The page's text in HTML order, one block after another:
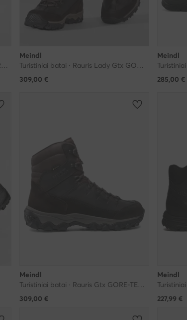
Turistiniai batai · Gastein Gtx (R) GORE-TEX 7748 680241-1 · Juoda
Meindl
Turistiniai batai · Rauris Lady Gtx GORE-TEX 7893 · Ruda
309,00 €
Meindl
285,00 €
Meindl
Turistiniai batai · Rauris Gtx GORE-TEX 7894 · Ruda
309,00 €
Meindl
227,99 €